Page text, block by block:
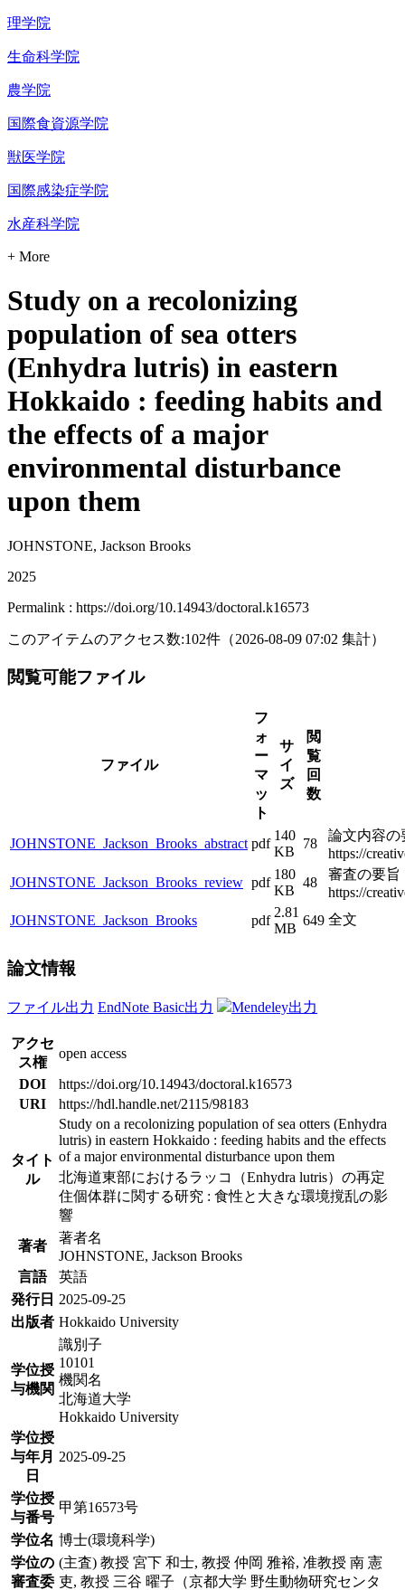
理学院
生命科学院
農学院
国際食資源学院
獣医学院
国際感染症学院
水産科学院
+ More
Study on a recolonizing
population of sea otters
(Enhydra lutris) in eastern
Hokkaido : feeding habits and
the effects of a major
environmental disturbance
upon them
JOHNSTONE, Jackson Brooks
2025
Permalink : https://doi.org/10.14943/doctoral.k16573
このアイテムのアクセス数:102件 （2026-08-09 07:02 集計）
閲覧可能ファイル
ファイル
フ
ォ
ー
マ
ッ
ト
サ
イ
ズ
閲
覧
回
数
JOHNSTONE_Jackson_Brooks_abstract pdf
140
KB
78
論文内容の
https://
JOHNSTONE_Jackson_Brooks_review pdf
180
KB
48
審査の要旨
https://
JOHNSTONE_Jackson_Brooks
pdf
2.81
MB
649 全文
論文情報
ファイル出力 EndNote Basic出力 Mendeley出力
アクセ
ス権
open access
DOI
https://doi.org/10.14943/doctoral.k16573
URI
https://hdl.handle.net/2115/98183
タイト
ル
Study on a recolonizing population of sea otters (Enhydra
lutris) in eastern Hokkaido : feeding habits and the effects
of a major environmental disturbance upon them
北海道東部におけるラッコ（Enhydra lutris）の再定
住個体群に関する研究 : 食性と大きな環境撹乱の影
響
著者
著者名
JOHNSTONE, Jackson Brooks
言語
英語
発行日 2025-09-25
出版者 Hokkaido University
学位授
与機関
識別子
10101
機関名
北海道大学
Hokkaido University
学位授
与年月
日
2025-09-25
学位授
与番号
甲第16573号
学位名 博士(環境科学)
学位の
審査委
(主査) 教授 宮下 和士, 教授 仲岡 雅裕, 准教授 南 憲
吏, 教授 三谷 曜子（京都大学 野生動物研究センタ